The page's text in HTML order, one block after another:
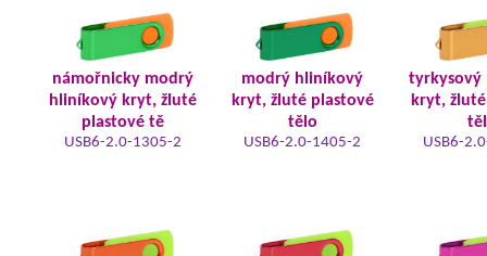
námořnicky modrý
hliníkový kryt, žluté
plastové tě
USB6-2.0-1305-2
modrý hliníkový
kryt, žluté plastové
tělo
USB6-2.0-1405-2
tyrkysový
kryt,
USB6-